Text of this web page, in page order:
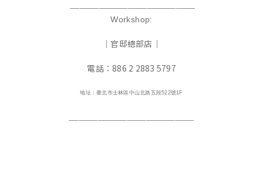
—————————————
Workshop:
｜官邸總部店｜
電話：886 2 2883 5797
地址：臺北市士林區中山北路五段522號1F
—————————————